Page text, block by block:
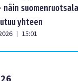
näin
yhteen
| 15:01